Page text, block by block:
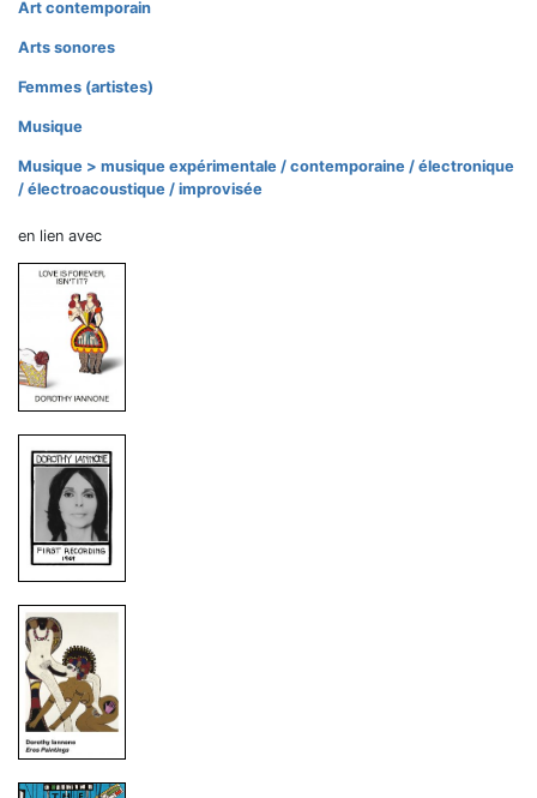
Art contemporain
Arts sonores
Femmes (artistes)
Musique
Musique > musique expérimentale / contemporaine / électronique
/ électroacoustique / improvisée
en lien avec